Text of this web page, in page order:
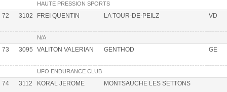
HAUTE PRESSION SPORTS
72 3102 FREI QUENTIN LA TOUR-DE-PEILZ VD
N/A
73 3095 VALITON VALERIAN GENTHOD GE
UFO ENDURANCE CLUB
74 3112 KORAL JEROME MONTSAUCHE LES SETTONS